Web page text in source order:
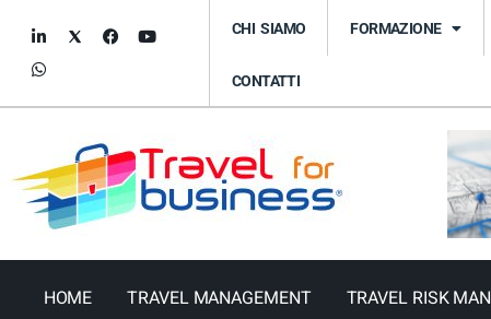
CHI SIAMO FORMAZIONE
CONTATTI
HOME TRAVEL MANAGEMENT TRAVEL RISK